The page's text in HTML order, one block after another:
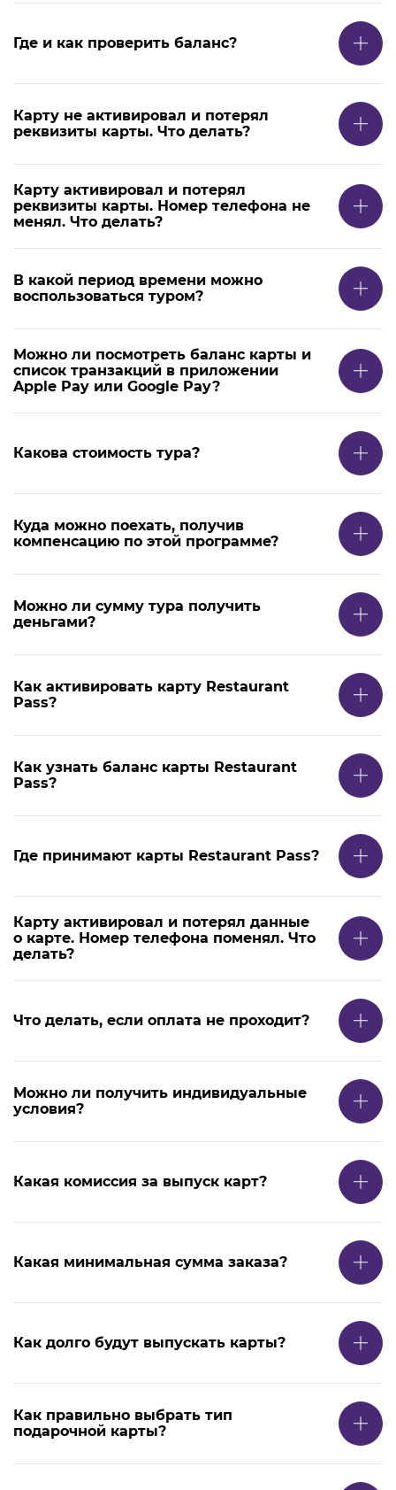
Где и как проверить баланс?
Карту не активировал и потерял
реквизиты карты. Что делать?
Карту активировал и потерял
реквизиты карты. Номер телефона не
менял. Что делать?
В какой период времени можно
воспользоваться туром?
Можно ли посмотреть баланс карты и
список транзакций в приложении
Apple Pay или Google Pay?
Какова стоимость тура?
Куда можно поехать, получив
компенсацию по этой программе?
Можно ли сумму тура получить
деньгами?
Как активировать карту Restaurant
Pass?
Как узнать баланс карты Restaurant
Pass?
Где принимают карты Restaurant Pass?
Карту активировал и потерял данные
о карте. Номер телефона поменял. Что
делать?
Что делать, если оплата не проходит?
Можно ли получить индивидуальные
условия?
Какая комиссия за выпуск карт?
Какая минимальная сумма заказа?
Как долго будут выпускать карты?
Как правильно выбрать тип
подарочной карты?